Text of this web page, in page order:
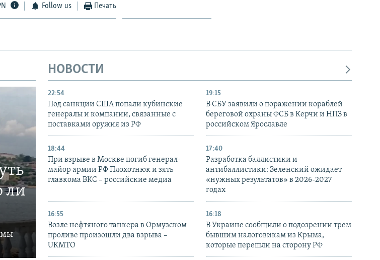
Follow us Печать
ли
НОВОСТИ
22:54
Под санкции США попали кубинские
генералы и компании, связанные с
поставками оружия из РФ
19:15
В СБУ заявили о поражении кораблей
береговой охраны ФСБ в Керчи и НПЗ в
российском Ярославле
18:44
При взрыве в Москве погиб генерал-
майор армии РФ Плохотнюк и зять
главкома ВКС – российские медиа
17:40
Разработка баллистики и
антибаллистики: Зеленский ожидает
«нужных результатов» в 2026-2027
годах
16:55
Возле нефтяного танкера в Ормузском
проливе произошли два взрыва –
UKMTO
16:18
В Украине сообщили о подозрении трем
бывшим налоговикам из Крыма,
которые перешли на сторону РФ